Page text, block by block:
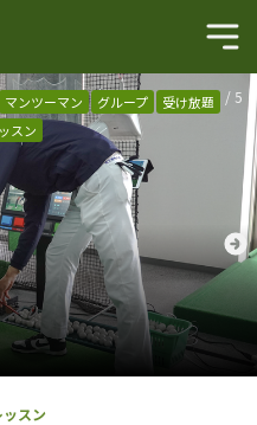
1 / 5
マンツーマン グループ
受け放題
スン
スン